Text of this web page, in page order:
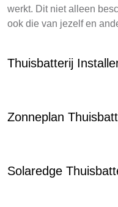
werkt. Dit niet alleen
ook die van jezelf en
Thuisbatterij
Zonneplan
Solaredge